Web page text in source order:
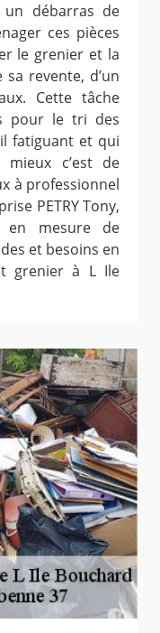
un débarras de
ces pièces
le grenier et la
revente, d’un
Cette tâche
pour le tri des
fatiguant et qui
mieux c’est de
à professionnel
PETRY Tony,
en mesure de
et besoins en
grenier à L Ile